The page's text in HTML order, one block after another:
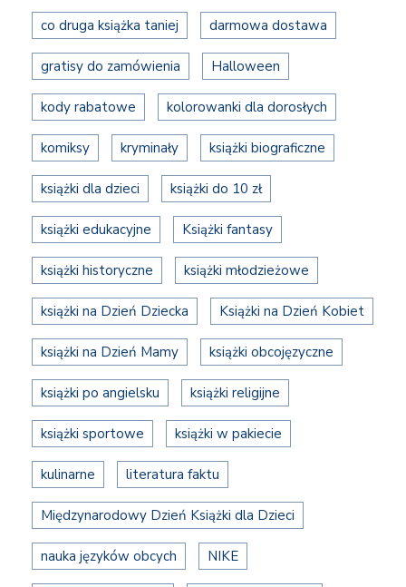
co druga książka taniej darmowa dostawa
gratisy do zamówienia Halloween
kody rabatowe kolorowanki dla dorosłych
komiksy kryminały książki biograficzne
książki dla dzieci książki do 10 zł
książki edukacyjne Książki fantasy
książki historyczne książki młodzieżowe
książki na Dzień Dziecka Książki na Dzień Kobiet
książki na Dzień Mamy książki obcojęzyczne
książki po angielsku książki religijne
książki sportowe książki w pakiecie
kulinarne literatura faktu
Międzynarodowy Dzień Książki dla Dzieci
nauka języków obcych NIKE